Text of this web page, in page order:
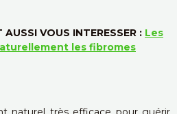
VOUS INTERESSER : Les
les fibromes